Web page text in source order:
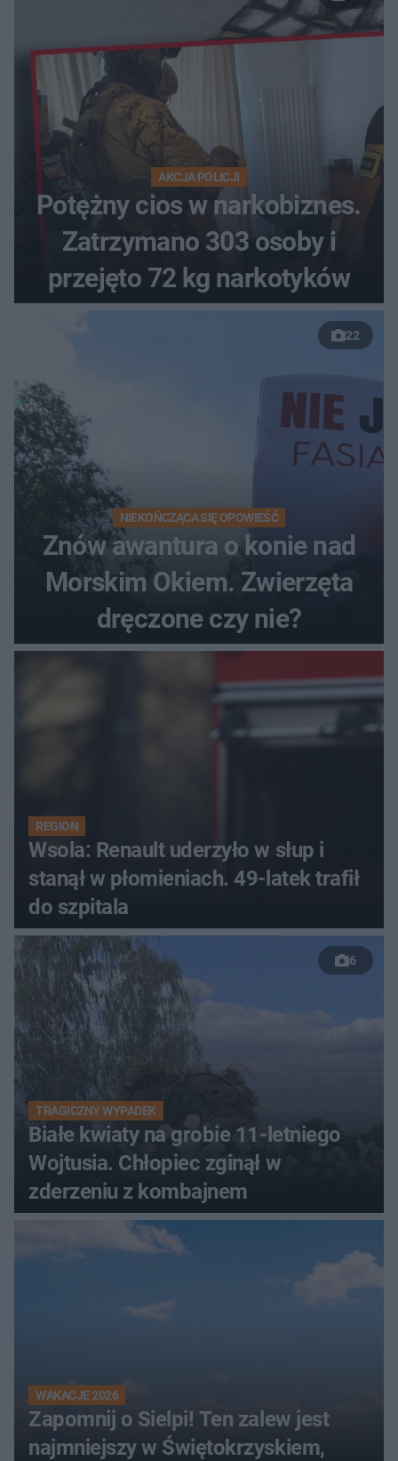
AKCJA POLICJI
Potężny cios w narkobiznes.
Zatrzymano 303 osoby i
przejęto 72 kg narkotyków
22
NIEKOŃCZĄCA SIĘ OPOWIEŚĆ
Znów awantura o konie nad
Morskim Okiem. Zwierzęta
dręczone czy nie?
REGION
Wsola: Renault uderzyło w słup i
stanął w płomieniach. 49-latek trafił
do szpitala
6
TRAGICZNY WYPADEK
Białe kwiaty na grobie 11-letniego
Wojtusia. Chłopiec zginął w
zderzeniu z kombajnem
WAKACJE 2026
Zapomnij o Sielpi! Ten zalew jest
najmniejszy w Świętokrzyskiem,